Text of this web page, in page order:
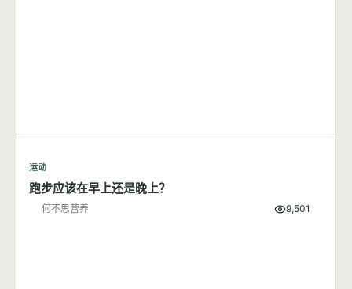
运动
跑步应该在早上还是晚上？
何不思营养 9,501